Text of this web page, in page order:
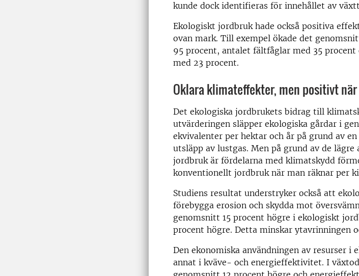
kunde dock identifieras för innehållet av
Ekologiskt jordbruk hade också positiva
ovan mark. Till exempel ökade det
95 procent, antalet fältfåglar med 35
med 23 procent.
Oklara klimateffekter, men positivt
Det ekologiska jordbrukets bidrag till
utvärderingen släpper ekologiska gårdar i
ekvivalenter per hektar och år på grund av
utsläpp av lustgas. Men på grund av de
jordbruk är fördelarna med klimatskydd
konventionellt jordbruk när man räknar per
Studiens resultat understryker också att
förebygga erosion och skydda mot
genomsnitt 15 procent högre i ekologiskt
procent högre. Detta minskar ytavrinningen
Den ekonomiska användningen av resurser i
annat i kväve- och energieffektivitet. I